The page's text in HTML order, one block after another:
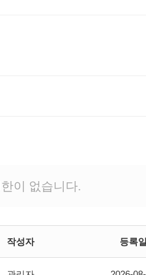
이 없습니다.
작성자 등록